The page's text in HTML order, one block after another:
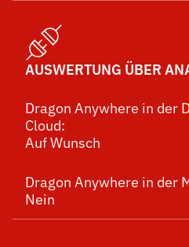
AUSWERTUNG ÜBER
Dragon Anywhere in der
Cloud:
Auf Wunsch
Dragon Anywhere in der
Nein